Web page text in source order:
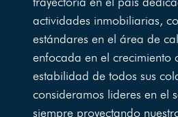
actividades inmobiliarias,
estándares en el área de
enfocada en el crecimiento
estabilidad de todos sus
consideramos lideres en el
siempre proyectando